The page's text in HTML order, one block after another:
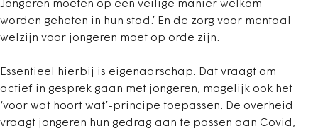
Jongeren moeten op een veilige manier welkom
worden geheten in hun stad.’ En de zorg voor mentaal
welzijn voor jongeren moet op orde zijn.
Essentieel hierbij is eigenaarschap. Dat vraagt om
actief in gesprek gaan met jongeren, mogelijk ook het
‘voor wat hoort wat’-principe toepassen. De overheid
vraagt jongeren hun gedrag aan te passen aan Covid,